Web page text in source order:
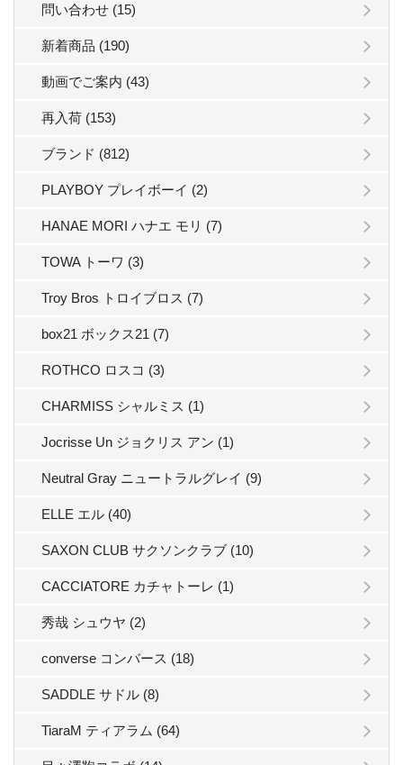
問い合わせ (15)
新着商品 (190)
動画でご案内 (43)
再入荷 (153)
ブランド (812)
PLAYBOY プレイボーイ (2)
HANAE MORI ハナエ モリ (7)
TOWA トーワ (3)
Troy Bros トロイブロス (7)
box21 ボックス21 (7)
ROTHCO ロスコ (3)
CHARMISS シャルミス (1)
Jocrisse Un ジョクリス アン (1)
Neutral Gray ニュートラルグレイ (9)
ELLE エル (40)
SAXON CLUB サクソンクラブ (10)
CACCIATORE カチャトーレ (1)
秀哉 シュウヤ (2)
converse コンバース (18)
SADDLE サドル (8)
TiaraM ティアラム (64)